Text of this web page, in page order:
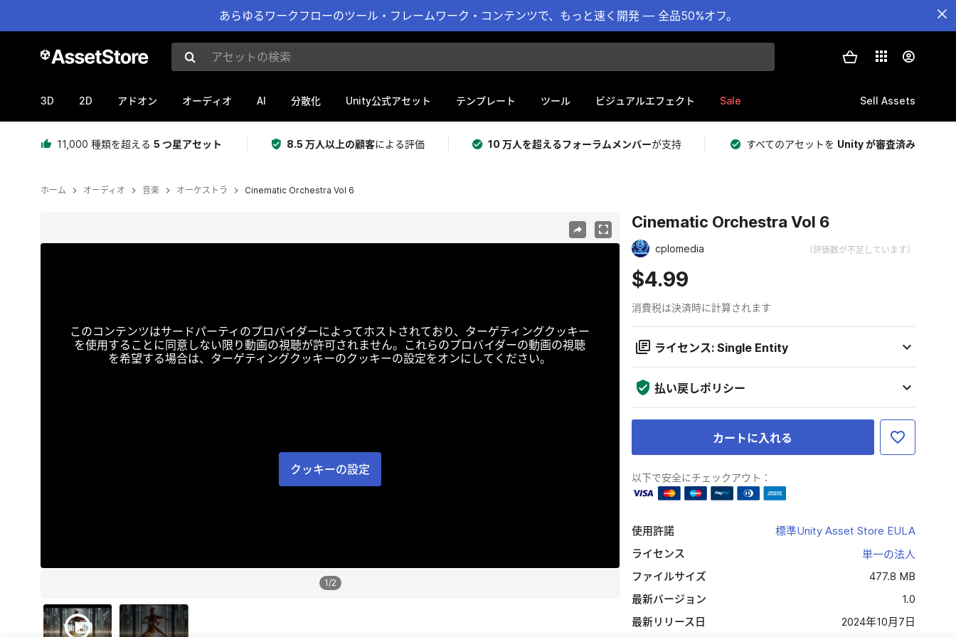
あらゆるワークフローのツール・フレームワーク・コンテンツで、もっと速く開発 — 全品50%オフ。
アセットの検索
3D 2D アドオン オーディオ AI 分散化 Unity公式アセット テンプレート ツール ビジュアルエフェクト Sale Sell Assets
11,000 種類を超える 5 つ星アセット 8.5 万人以上の顧客による評価 10 万人を超えるフォーラムメンバーが支持 すべてのアセットを Unity が審査済み
ホーム オーディオ 音楽 オーケストラ Cinematic Orchestra Vol 6
このコンテンツはサードパーティのプロバイダーによってホストされており、ターゲティングクッキー
を使用することに同意しない限り動画の視聴が許可されません。これらのプロバイダーの動画の視聴
を希望する場合は、ターゲティングクッキーのクッキーの設定をオンにしてください。
クッキーの設定
1/2
Cinematic Orchestra Vol 6
cplomedia （評価数が不足しています）
$4.99
消費税は決済時に計算されます
ライセンス: Single Entity
払い戻しポリシー
カートに入れる
以下で安全にチェックアウト：
使用許諾
標準Unity Asset Store EULA
ライセンス
単一の法人
ファイルサイズ
477.8 MB
最新バージョン
1.0
最新リリース日
2024年10月7日